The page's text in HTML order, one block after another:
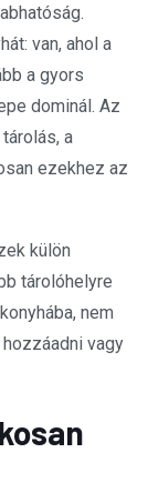
van, ahol a
a gyors
dominál. Az
a
ezekhez az
külön
tárolóhelyre
nem
vagy